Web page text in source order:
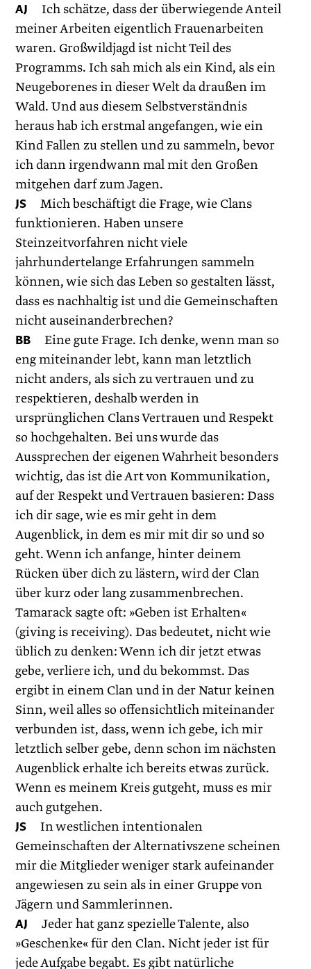
AJ Ich schätze, dass der überwiegende Anteil
meiner Arbeiten eigentlich Frauenarbeiten
waren. Großwildjagd ist nicht Teil des
Programms. Ich sah mich als ein Kind, als ein
Neugeborenes in dieser Welt da draußen im
Wald. Und aus diesem Selbstverständnis
heraus hab ich erstmal angefangen, wie ein
Kind Fallen zu stellen und zu sammeln, bevor
ich dann irgendwann mal mit den Großen
mitgehen darf zum Jagen.
JS Mich beschäftigt die Frage, wie Clans
funktionieren. Haben unsere
Steinzeitvorfahren nicht viele
jahrhundertelange Erfahrungen sammeln
können, wie sich das Leben so gestalten lässt,
dass es nachhaltig ist und die Gemeinschaften
nicht auseinanderbrechen?
BB Eine gute Frage. Ich denke, wenn man so
eng miteinander lebt, kann man letztlich
nicht anders, als sich zu vertrauen und zu
respektieren, deshalb werden in
ursprünglichen Clans Vertrauen und Respekt
so hochgehalten. Bei uns wurde das
Aussprechen der eigenen Wahrheit besonders
wichtig, das ist die Art von Kommunikation,
auf der Respekt und Vertrauen basieren: Dass
ich dir sage, wie es mir geht in dem
Augenblick, in dem es mir mit dir so und so
geht. Wenn ich anfange, hinter deinem
Rücken über dich zu lästern, wird der Clan
über kurz oder lang zusammenbrechen.
Tamarack sagte oft: »Geben ist Erhalten«
(giving is receiving). Das bedeutet, nicht wie
üblich zu denken: Wenn ich dir jetzt etwas
gebe, verliere ich, und du bekommst. Das
ergibt in einem Clan und in der Natur keinen
Sinn, weil alles so offensichtlich miteinander
verbunden ist, dass, wenn ich gebe, ich mir
letztlich selber gebe, denn schon im nächsten
Augenblick erhalte ich bereits etwas zurück.
Wenn es meinem Kreis gutgeht, muss es mir
auch gutgehen.
JS In westlichen intentionalen
Gemeinschaften der Alternativszene scheinen
mir die Mitglieder weniger stark aufeinander
angewiesen zu sein als in einer Gruppe von
Jägern und Sammlerinnen.
AJ Jeder hat ganz spezielle Talente, also
»Geschenke« für den Clan. Nicht jeder ist für
jede Aufgabe begabt. Es gibt natürliche